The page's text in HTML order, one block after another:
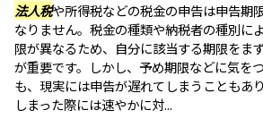
法人税や所得税などの税金の申告は申告期
なりません。税金の種類や納税者の種別に
限が異なるため、自分に該当する期限をま
が重要です。しかし、予め期限などに気を
も、現実には申告が遅れてしまうこともあ
しまった際には速やかに対...